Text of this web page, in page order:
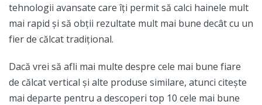
tehnologii avansate care îți permit să calci hainele mult
mai rapid și să obții rezultate mult mai bune decât cu un
fier de călcat tradițional.
Dacă vrei să afli mai multe despre cele mai bune fiare
de călcat vertical și alte produse similare, atunci citește
mai departe pentru a descoperi top 10 cele mai bune